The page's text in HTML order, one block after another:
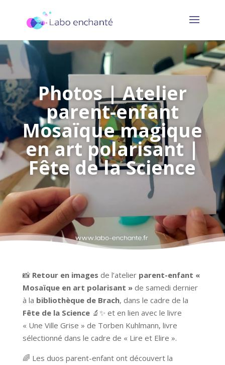
Photos | Atelier
parent-enfant
Mosaïque magique
en art polarisant |
Fête de la Science
📸 Retour en images de l’atelier parent-enfant «
Mosaïque en art polarisant »de samedi dernier
à la bibliothèque de Brach, dans le cadre de la
Fête de la Science🔬✨ et en lien avec le livre
« Une Ville Grise » de Torben Kuhlmann, livre
sélectionné dans le cadre de « Lire et Elire ».
🌈 Les duos parent-enfant ont découvert la